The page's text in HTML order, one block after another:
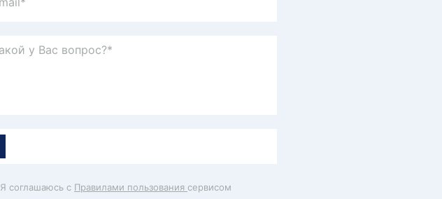
Я соглашаюсь с Правилами пользования сервисом